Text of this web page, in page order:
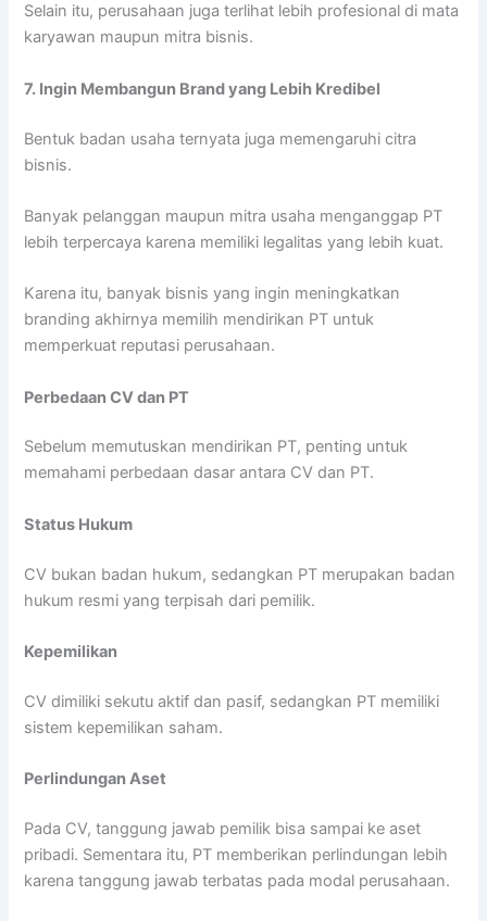
Selain itu, perusahaan juga terlihat lebih profesional di mata
karyawan maupun mitra bisnis.
7. Ingin Membangun Brand yang Lebih Kredibel
Bentuk badan usaha ternyata juga memengaruhi citra
bisnis.
Banyak pelanggan maupun mitra usaha menganggap PT
lebih terpercaya karena memiliki legalitas yang lebih kuat.
Karena itu, banyak bisnis yang ingin meningkatkan
branding akhirnya memilih mendirikan PT untuk
memperkuat reputasi perusahaan.
Perbedaan CV dan PT
Sebelum memutuskan mendirikan PT, penting untuk
memahami perbedaan dasar antara CV dan PT.
Status Hukum
CV bukan badan hukum, sedangkan PT merupakan badan
hukum resmi yang terpisah dari pemilik.
Kepemilikan
CV dimiliki sekutu aktif dan pasif, sedangkan PT memiliki
sistem kepemilikan saham.
Perlindungan Aset
Pada CV, tanggung jawab pemilik bisa sampai ke aset
pribadi. Sementara itu, PT memberikan perlindungan lebih
karena tanggung jawab terbatas pada modal perusahaan.